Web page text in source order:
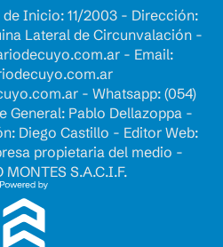
Inicio: 11/2003 - Dirección:
Lateral de Circunvalación -
- Email:
- Whatsapp: (054)
General: Pablo Dellazoppa -
Diego Castillo - Editor Web:
propietaria del medio -
MONTES S.A.C.I.F.